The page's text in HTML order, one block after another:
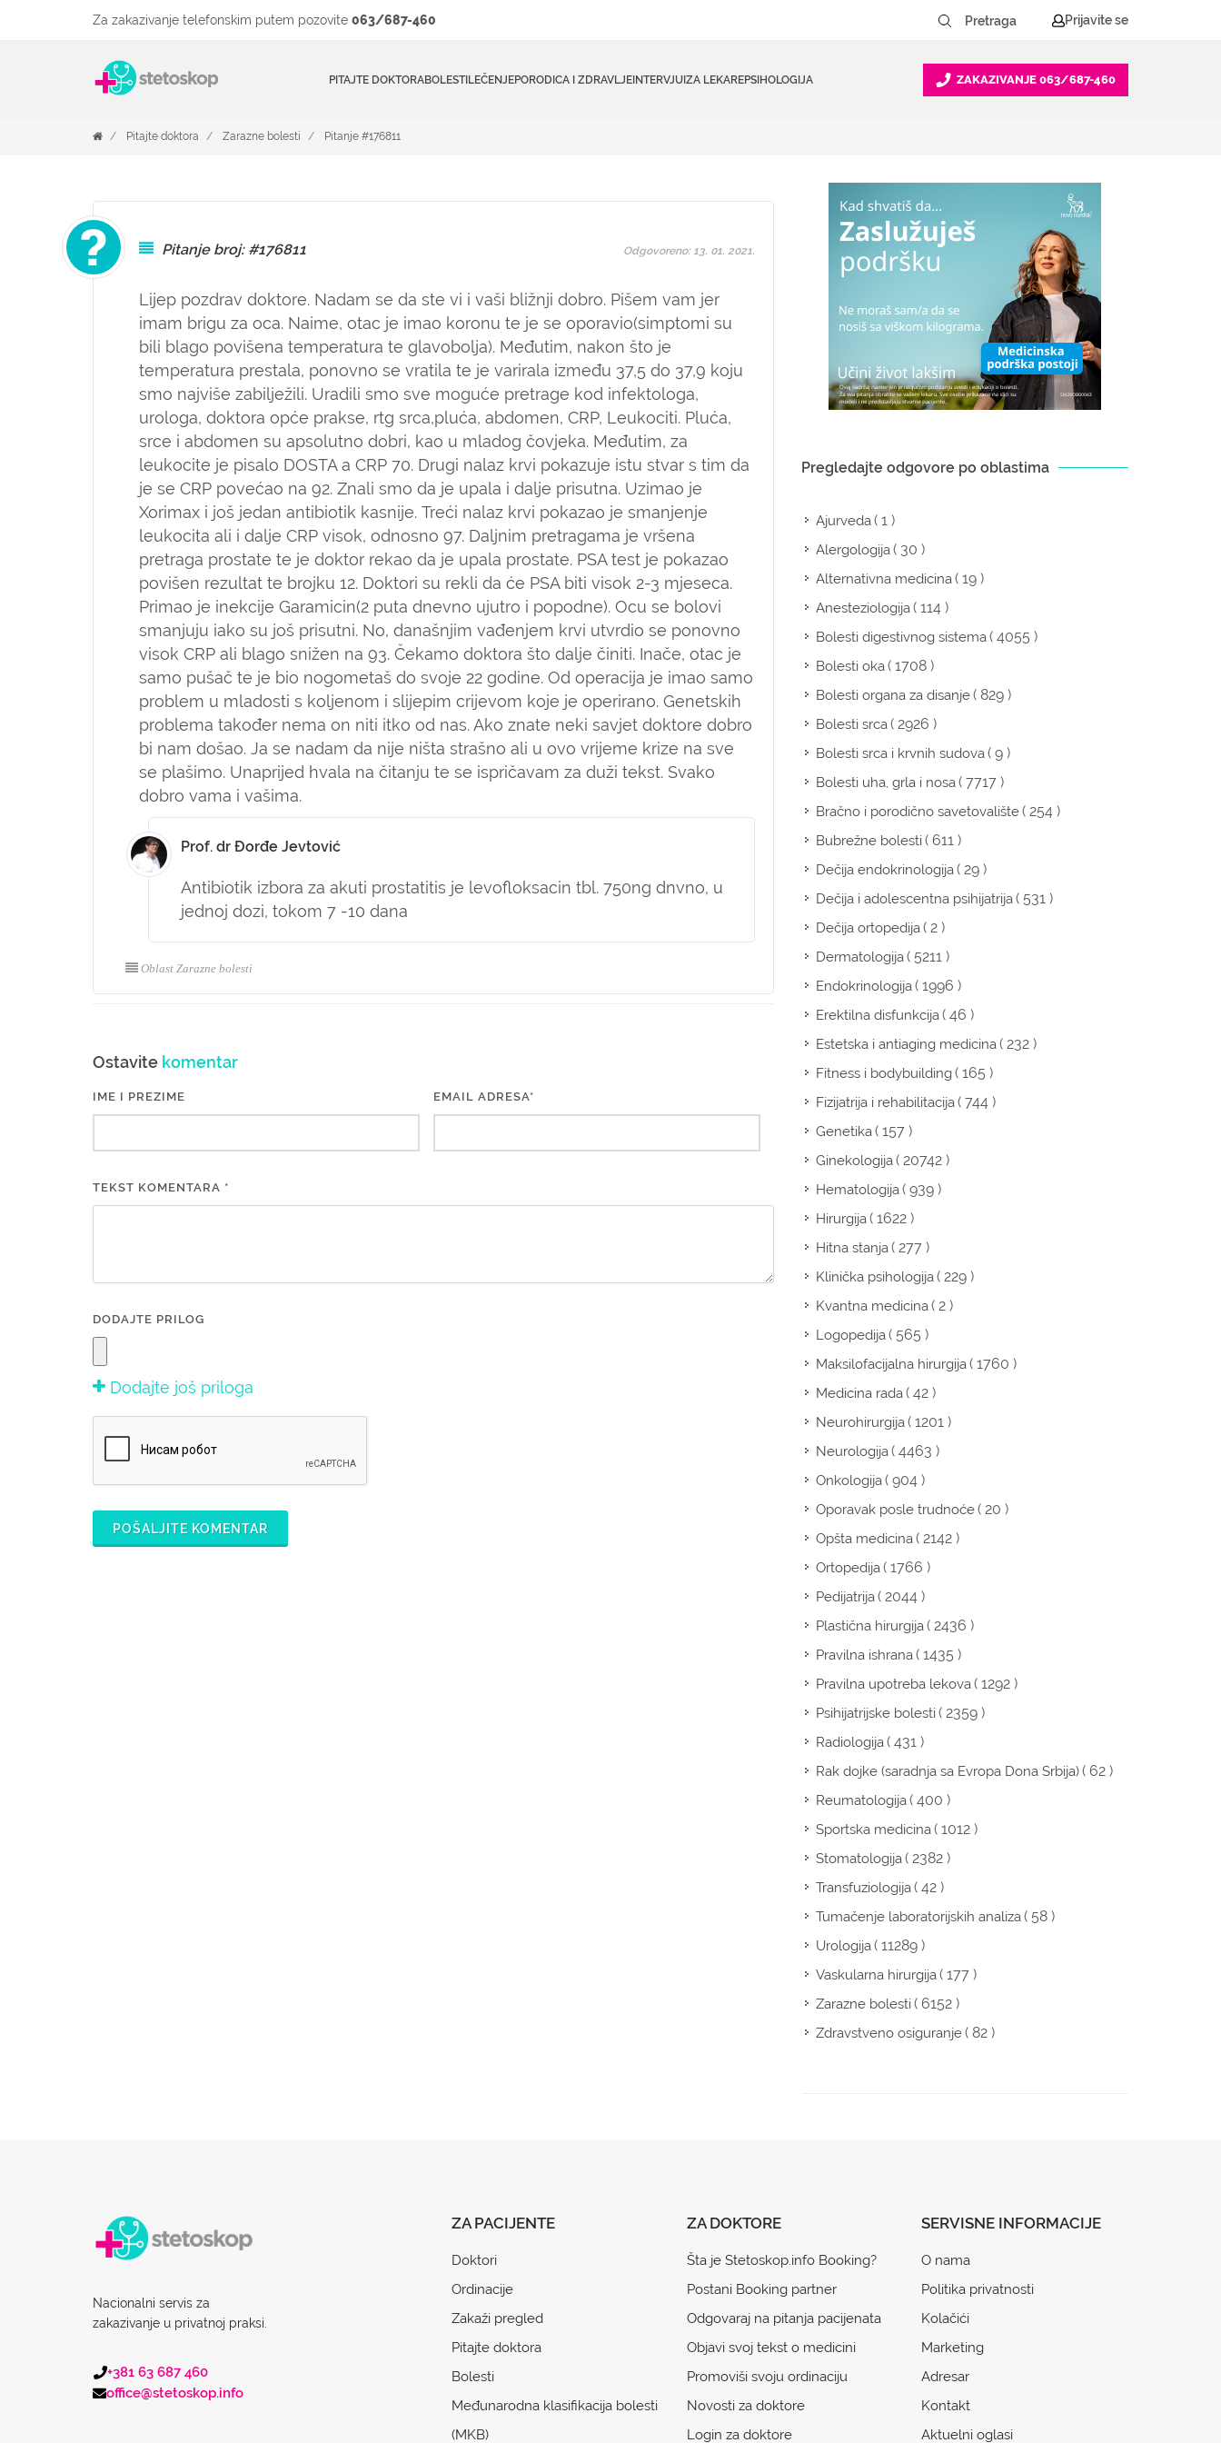
Za zakazivanje telefonskim putem pozovite 063/687-460 Prijavite se
PITAJTE DOKTORABOLESTILEČENJEPORODICA I ZDRAVLJEINTERVJUIZA LEKAREPSIHOLOGIJA ZAKAZIVANJE 063/687-460
Pitajte doktora Zarazne bolesti Pitanje #176811
Pitanje broj: #176811
Lijep pozdrav doktore. Nadam se da ste vi i vaši bližnji dobro. Pišem vam jer
imam brigu za oca. Naime, otac je imao koronu te je se oporavio(simptomi su
bili blago povišena temperatura te glavobolja). Međutim, nakon što je
temperatura prestala, ponovno se vratila te je varirala između 37,5 do 37,9 koju
smo najviše zabilježili. Uradili smo sve moguće pretrage kod infektologa,
urologa, doktora opće prakse, rtg srca,pluća, abdomen, CRP, Leukociti. Pluća,
srce i abdomen su apsolutno dobri, kao u mladog čovjeka. Međutim, za
leukocite je pisalo DOSTA a CRP 70. Drugi nalaz krvi pokazuje istu stvar s tim da
je se CRP povećao na 92. Znali smo da je upala i dalje prisutna. Uzimao je
Xorimax i još jedan antibiotik kasnije. Treći nalaz krvi pokazao je smanjenje
leukocita ali i dalje CRP visok, odnosno 97. Daljnim pretragama je vršena
pretraga prostate te je doktor rekao da je upala prostate. PSA test je pokazao
povišen rezultat te brojku 12. Doktori su rekli da će PSA biti visok 2-3 mjeseca.
Primao je inekcije Garamicin(2 puta dnevno ujutro i popodne). Ocu se bolovi
smanjuju iako su još prisutni. No, današnjim vađenjem krvi utvrdio se ponovno
visok CRP ali blago snižen na 93. Čekamo doktora što dalje činiti. Inače, otac je
samo pušač te je bio nogometaš do svoje 22 godine. Od operacija je imao samo
problem u mladosti s koljenom i slijepim crijevom koje je operirano. Genetskih
problema također nema on niti itko od nas. Ako znate neki savjet doktore dobro
bi nam došao. Ja se nadam da nije ništa strašno ali u ovo vrijeme krize na sve
se plašimo. Unaprijed hvala na čitanju te se ispričavam za duži tekst. Svako
dobro vama i vašima.
Odgovoreno: 13. 01. 2021.
Prof. dr Đorđe Jevtović
Antibiotik izbora za akuti prostatitis je levofloksacin tbl. 750ng dnvno, u
jednoj dozi, tokom 7 -10 dana
Oblast Zarazne bolesti
Ostavite komentar
IME I PREZIME EMAIL ADRESA*
TEKST KOMENTARA *
DODAJTE PRILOG
Dodajte još priloga
POŠALJITE KOMENTAR
Pregledajte odgovore po oblastima
Ajurveda( 1 )
Alergologija( 30 )
Alternativna medicina( 19 )
Anesteziologija( 114 )
Bolesti digestivnog sistema( 4055 )
Bolesti oka( 1708 )
Bolesti organa za disanje( 829 )
Bolesti srca( 2926 )
Bolesti srca i krvnih sudova( 9 )
Bolesti uha, grla i nosa( 7717 )
Bračno i porodično savetovalište( 254 )
Bubrežne bolesti( 611 )
Dečija endokrinologija( 29 )
Dečija i adolescentna psihijatrija( 531 )
Dečija ortopedija( 2 )
Dermatologija( 5211 )
Endokrinologija( 1996 )
Erektilna disfunkcija( 46 )
Estetska i antiaging medicina( 232 )
Fitness i bodybuilding( 165 )
Fizijatrija i rehabilitacija( 744 )
Genetika( 157 )
Ginekologija( 20742 )
Hematologija( 939 )
Hirurgija( 1622 )
Hitna stanja( 277 )
Klinička psihologija( 229 )
Kvantna medicina( 2 )
Logopedija( 565 )
Maksilofacijalna hirurgija( 1760 )
Medicina rada( 42 )
Neurohirurgija( 1201 )
Neurologija( 4463 )
Onkologija( 904 )
Oporavak posle trudnoće( 20 )
Opšta medicina( 2142 )
Ortopedija( 1766 )
Pedijatrija( 2044 )
Plastična hirurgija( 2436 )
Pravilna ishrana( 1435 )
Pravilna upotreba lekova( 1292 )
Psihijatrijske bolesti( 2359 )
Radiologija( 431 )
Rak dojke (saradnja sa Evropa Dona Srbija)( 62 )
Reumatologija( 400 )
Sportska medicina( 1012 )
Stomatologija( 2382 )
Transfuziologija( 42 )
Tumačenje laboratorijskih analiza( 58 )
Urologija( 11289 )
Vaskularna hirurgija( 177 )
Zarazne bolesti( 6152 )
Zdravstveno osiguranje( 82 )
Nacionalni servis za
zakazivanje u privatnoj praksi.
+381 63 687 460
office@stetoskop.info
ZA PACIJENTE
Doktori
Ordinacije
Zakaži pregled
Pitajte doktora
Bolesti
Međunarodna klasifikacija bolesti
(MKB)
ZA DOKTORE
Šta je Stetoskop.info Booking?
Postani Booking partner
Odgovaraj na pitanja pacijenata
Objavi svoj tekst o medicini
Promoviši svoju ordinaciju
Novosti za doktore
Login za doktore
SERVISNE INFORMACIJE
O nama
Politika privatnosti
Kolačići
Marketing
Adresar
Kontakt
Aktuelni oglasi